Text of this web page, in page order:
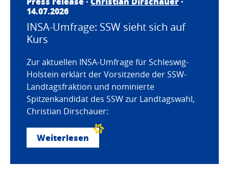
14.07.2026
INSA-Umfrage: SSW sieht sich auf
Kurs
Zur aktuellen INSA-Umfrage für Schleswig-
Holstein erklärt der Vorsitzende der SSW-
Landtagsfraktion und nominierte
Spitzenkandidat des SSW zur Landtagswahl,
Christian Dirschauer:
Weiterlesen